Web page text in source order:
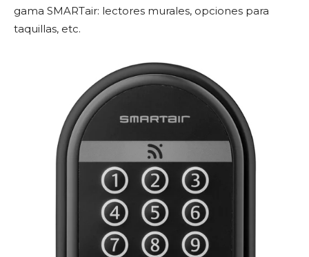
gama SMARTair: lectores murales, opciones para
taquillas, etc.